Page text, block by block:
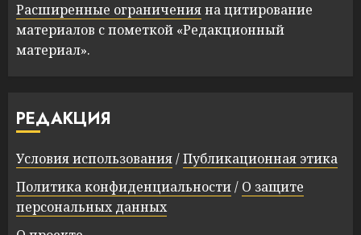
Расширенные ограниченияна цитирование
материалов с пометкой «Редакционный
материал».
РЕДАКЦИЯ
Условия использования/Публикационная этика
Политика конфиденциальности/ О защите
персональных данных